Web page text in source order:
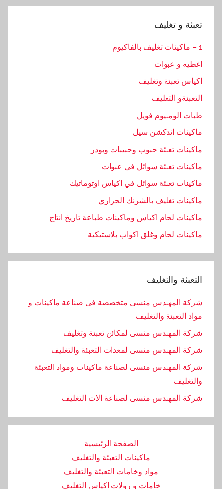
تعبئة و تغليف
1 – ماكينات تغليف بالفاكيوم
اغطيه و عبوات
اكياس تعبئة وتغليف
التعبئةو التغليف
طبات الومنيوم فويل
ماكينات اندكشن سيل
ماكينات تعبئة حبوب وحبيبات وبودر
ماكينات تعبئة سوائل فى عبوات
ماكينات تعبئة سوائل في اكياس اوتوماتيك
ماكينات تغليف بالشرنك الحراري
ماكينات لحام اكياس وماكينات طباعة تاريخ انتاج
ماكينات لحام وغلق اكواب بلاستيكية
التعبئة والتغليف
شركة المهندس منسى متخصصة فى صناعة ماكينات و
مواد التعبئة والتغليف
شركة المهندس منسى لمكائن تعبئة وتغليف
شركة المهندس منسى لمعدات التعبئة والتغليف
شركة المهندس منسى لصناعة ماكينات ومواد التعبئة
والتغليف
‏شركة المهندس منسى لصناعة الات التغليف
الصفحة الرئيسية
ماكينات التعبئة والتغليف
مواد وخامات التعبئة والتغليف
خامات و رولات اكياس التغليف